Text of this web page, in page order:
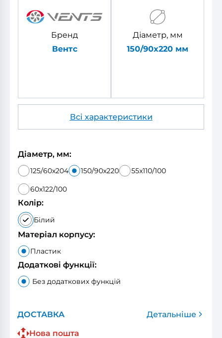
Бренд
Вентс
Діаметр, мм
150/90x220 мм
Всі характеристики
Діаметр, мм:
125/60x204 150/90x220 55x110/100
60x122/100
Колір:
Білий
Матеріал корпусу:
Пластик
Додаткові функції:
Без додаткових функцій
ДОСТАВКА
Детальніше
Нова пошта